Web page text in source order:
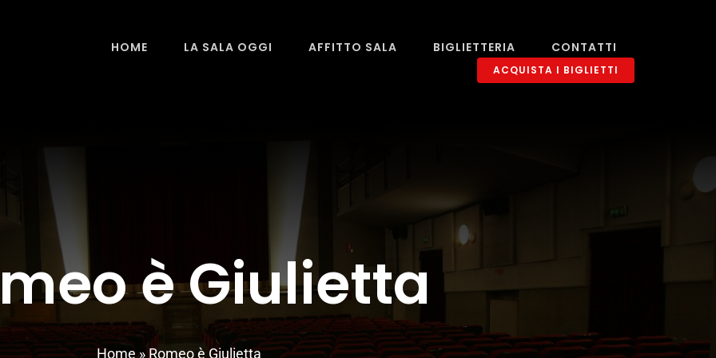
HOME LA SALA OGGI AFFITTO SALA BIGLIETTERIA CONTATTI
ACQUISTA I BIGLIETTI
è Giulietta
Home» Romeo è Giulietta